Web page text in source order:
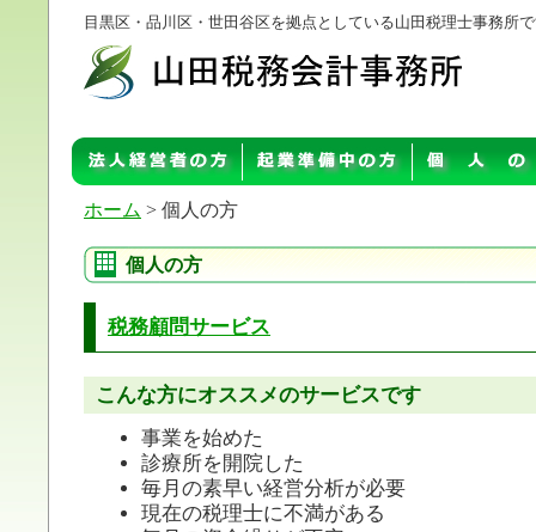
目黒区・品川区・世田谷区を拠点としている山田税理士事務所
ホーム > 個人の方
個人の方
税務顧問サービス
こんな方にオススメのサービスです
事業を始めた
診療所を開院した
毎月の素早い経営分析が必要
現在の税理士に不満がある